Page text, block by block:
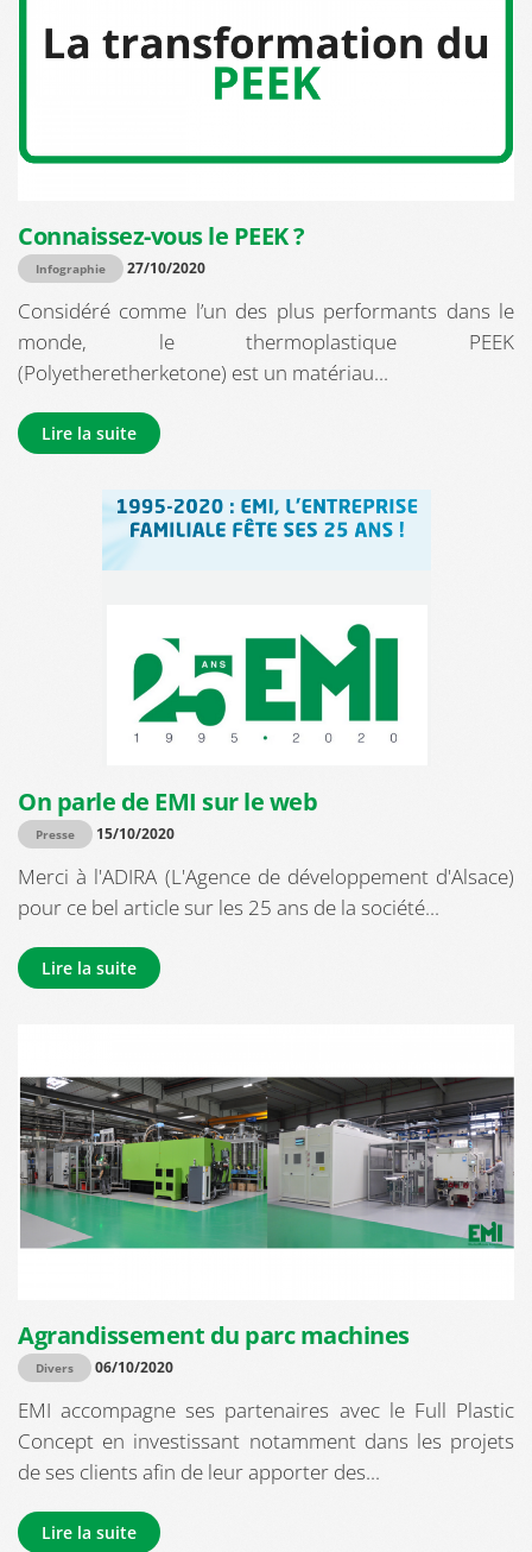
Connaissez-vous le PEEK ?
Infographie 27/10/2020
Considéré comme l’un des plus performants dans le
monde, le thermoplastique PEEK
(Polyetheretherketone) est un matériau...
Lire la suite
On parle de EMI sur le web
Presse 15/10/2020
Merci à l'ADIRA (L'Agence de développement d'Alsace)
pour ce bel article sur les 25 ans de la société...
Lire la suite
Agrandissement du parc machines
Divers 06/10/2020
EMI accompagne ses partenaires avec le Full Plastic
Concept en investissant notamment dans les projets
de ses clients afin de leur apporter des...
Lire la suite